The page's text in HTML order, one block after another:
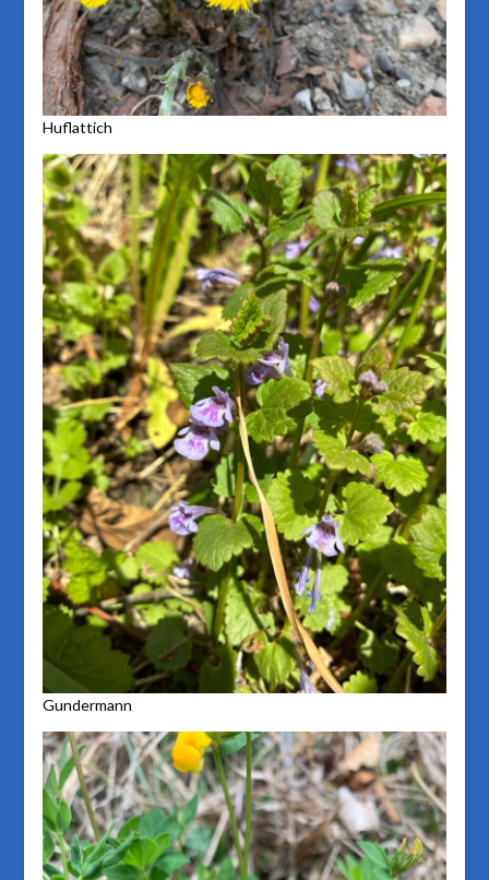
Huflattich
Gundermann